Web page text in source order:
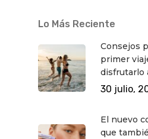
Lo Más Reciente
Consejos
primer
disfrutarlo
30 julio,
El nuevo
que